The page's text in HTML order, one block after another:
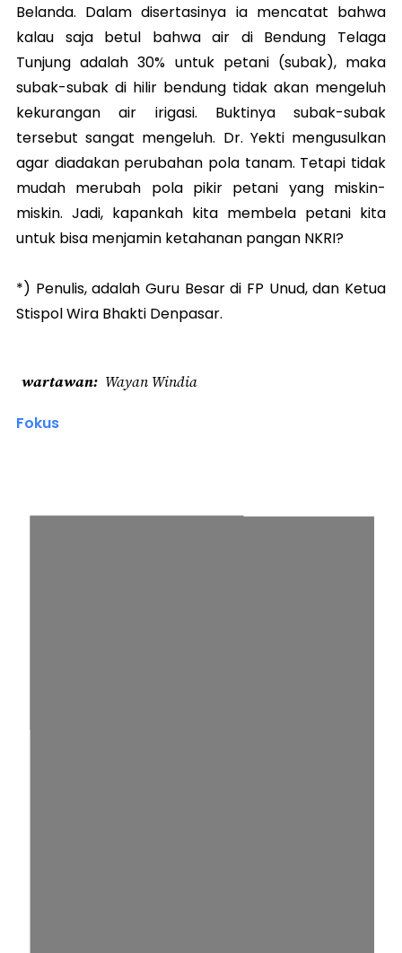
Belanda. Dalam disertasinya ia mencatat bahwa
kalau saja betul bahwa air di Bendung Telaga
Tunjung adalah 30% untuk petani (subak), maka
subak-subak di hilir bendung tidak akan mengeluh
kekurangan air irigasi. Buktinya subak-subak
tersebut sangat mengeluh. Dr. Yekti mengusulkan
agar diadakan perubahan pola tanam. Tetapi tidak
mudah merubah pola pikir petani yang miskin-
miskin. Jadi, kapankah kita membela petani kita
untuk bisa menjamin ketahanan pangan NKRI?
*) Penulis, adalah Guru Besar di FP Unud, dan Ketua
Stispol Wira Bhakti Denpasar.
wartawan Wayan Windia
Fokus